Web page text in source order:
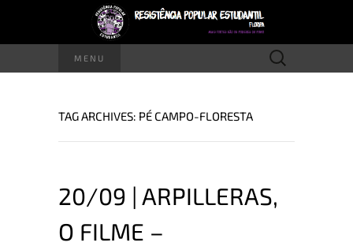
MENU
Pesquisar
por:
TAG ARCHIVES: PÉ CAMPO-FLORESTA
20/09 | ARPILLERAS,
O FILME –